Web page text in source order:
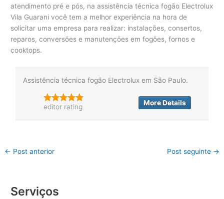
atendimento pré e pós, na assistência técnica fogão Electrolux
Vila Guarani você tem a melhor experiência na hora de
solicitar uma empresa para realizar: instalações, consertos,
reparos, conversões e manutenções em fogões, fornos e
cooktops.
Assistência técnica fogão Electrolux em São Paulo.
editor rating More Details
← Post anterior Post seguinte →
Serviços